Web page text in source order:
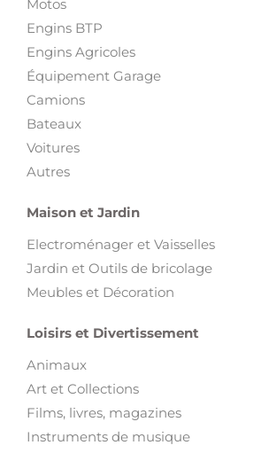
Motos
Engins BTP
Engins Agricoles
Équipement Garage
Camions
Bateaux
Voitures
Autres
Maison et Jardin
Electroménager et Vaisselles
Jardin et Outils de bricolage
Meubles et Décoration
Loisirs et Divertissement
Animaux
Art et Collections
Films, livres, magazines
Instruments de musique